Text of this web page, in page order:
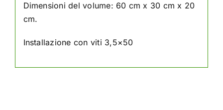
Dimensioni del volume: 60 cm x 30 cm x 20
cm.
Installazione con viti 3,5×50